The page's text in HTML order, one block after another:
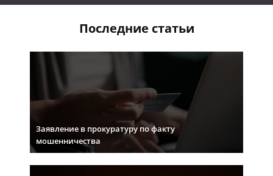
Последние статьи
Заявление в прокуратуру по факту
мошенничества